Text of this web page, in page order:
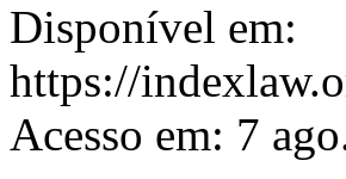
Disponível em:
https://
Acesso em: 7